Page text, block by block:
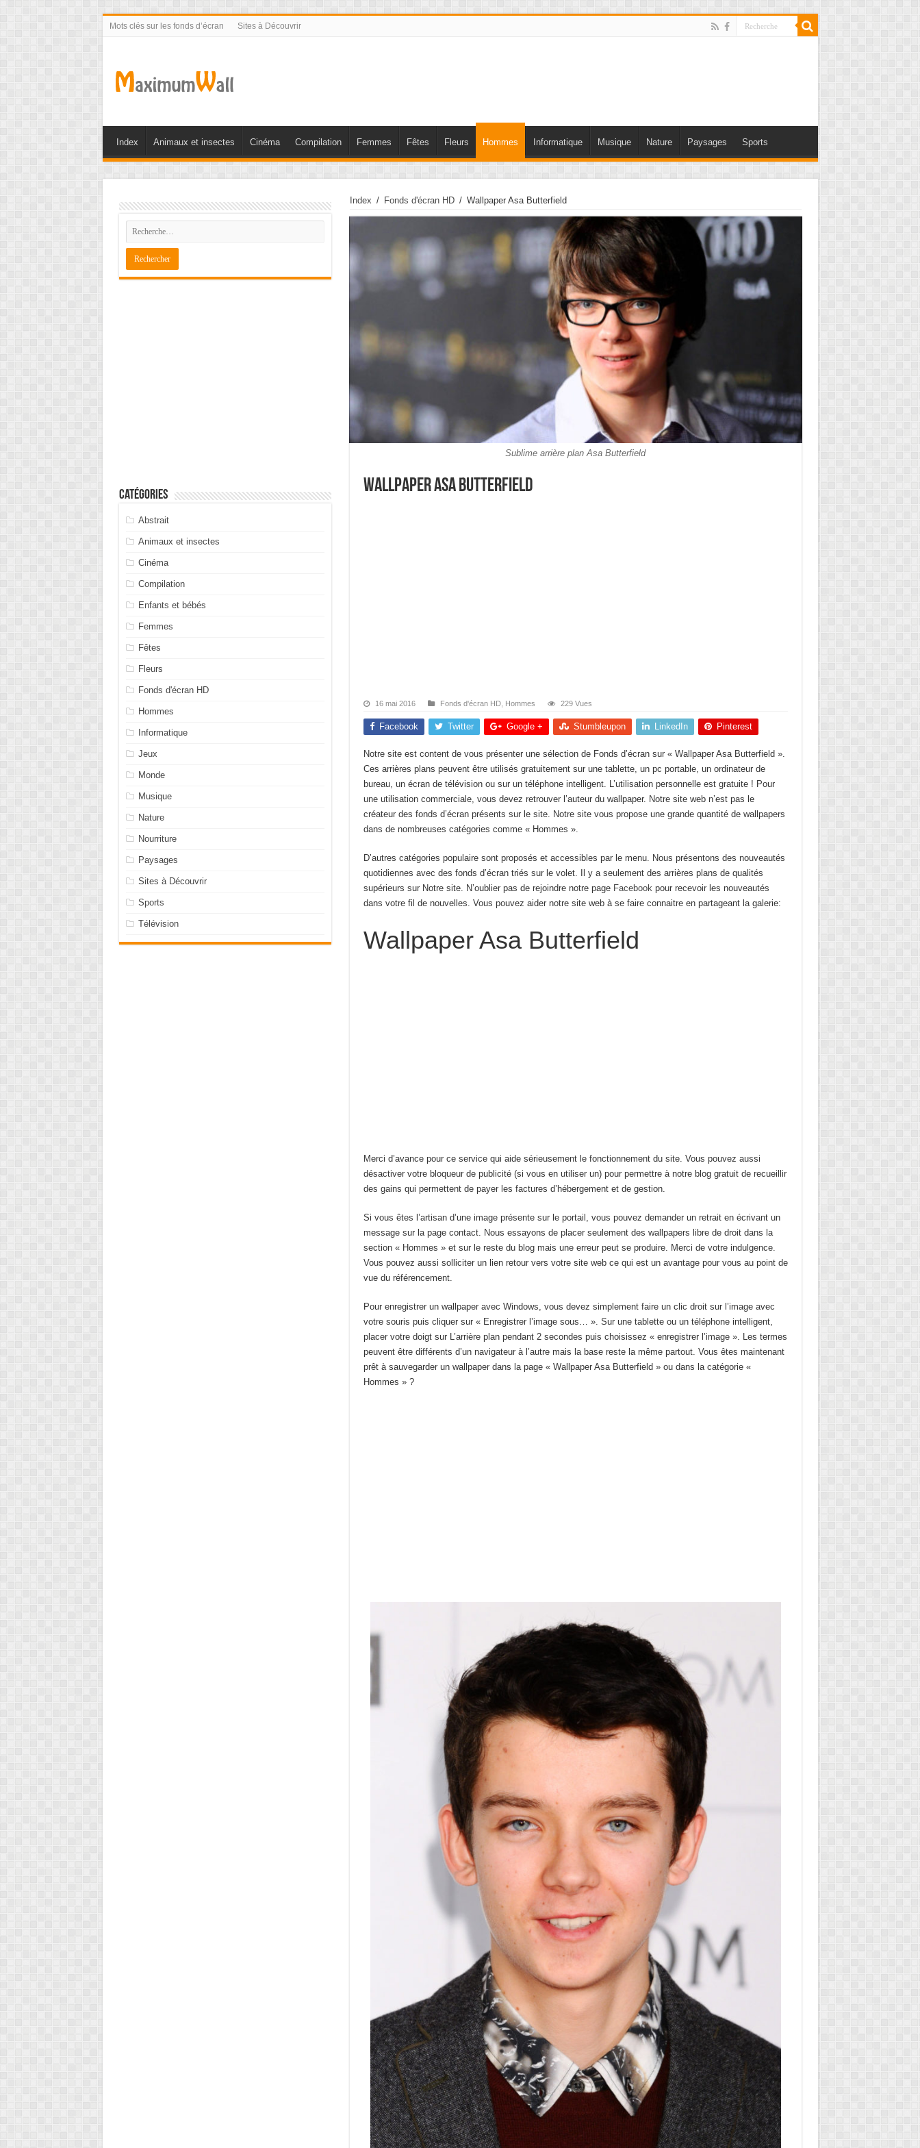
Mots clés sur les fonds d’écran Sites à Découvrir
Index Animaux et insectes Cinéma Compilation Femmes Fêtes Fleurs Hommes Informatique Musique Nature Paysages Sports
Index / Fonds d'écran HD / Wallpaper Asa Butterfield
Sublime arrière plan Asa Butterfield
Wallpaper Asa Butterfield
16 mai 2016 Fonds d'écran HD, Hommes 229 Vues
Facebook Twitter Google + Stumbleupon LinkedIn Pinterest
Notre site est content de vous présenter une sélection de Fonds d’écran sur « Wallpaper Asa Butterfield ».
Ces arrières plans peuvent être utilisés gratuitement sur une tablette, un pc portable, un ordinateur de
bureau, un écran de télévision ou sur un téléphone intelligent. L’utilisation personnelle est gratuite ! Pour
une utilisation commerciale, vous devez retrouver l’auteur du wallpaper. Notre site web n’est pas le
créateur des fonds d’écran présents sur le site. Notre site vous propose une grande quantité de wallpapers
dans de nombreuses catégories comme « Hommes ».
D’autres catégories populaire sont proposés et accessibles par le menu. Nous présentons des nouveautés
quotidiennes avec des fonds d’écran triés sur le volet. Il y a seulement des arrières plans de qualités
supérieurs sur Notre site. N’oublier pas de rejoindre notre page Facebookpour recevoir les nouveautés
dans votre fil de nouvelles. Vous pouvez aider notre site web à se faire connaitre en partageant la galerie:
Wallpaper Asa Butterfield
Merci d’avance pour ce service qui aide sérieusement le fonctionnement du site. Vous pouvez aussi
désactiver votre bloqueur de publicité (si vous en utiliser un) pour permettre à notre blog gratuit de recueillir
des gains qui permettent de payer les factures d’hébergement et de gestion.
Si vous êtes l’artisan d’une image présente sur le portail, vous pouvez demander un retrait en écrivant un
message sur la page contact. Nous essayons de placer seulement des wallpapers libre de droit dans la
section « Hommes » et sur le reste du blog mais une erreur peut se produire. Merci de votre indulgence.
Vous pouvez aussi solliciter un lien retour vers votre site web ce qui est un avantage pour vous au point de
vue du référencement.
Pour enregistrer un wallpaper avec Windows, vous devez simplement faire un clic droit sur l’image avec
votre souris puis cliquer sur « Enregistrer l’image sous… ». Sur une tablette ou un téléphone intelligent,
placer votre doigt sur L’arrière plan pendant 2 secondes puis choisissez « enregistrer l’image ». Les termes
peuvent être différents d’un navigateur à l’autre mais la base reste la même partout. Vous êtes maintenant
prêt à sauvegarder un wallpaper dans la page « Wallpaper Asa Butterfield » ou dans la catégorie «
Hommes » ?
Catégories
Abstrait
Animaux et insectes
Cinéma
Compilation
Enfants et bébés
Femmes
Fêtes
Fleurs
Fonds d'écran HD
Hommes
Informatique
Jeux
Monde
Musique
Nature
Nourriture
Paysages
Sites à Découvrir
Sports
Télévision